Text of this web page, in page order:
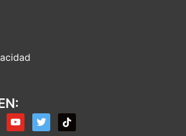
youtubetwitter tiktok